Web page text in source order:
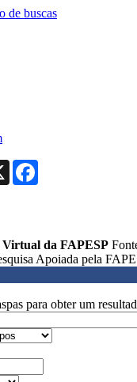
de buscas
X
Virtual da FAPESP
Apoiada pela
para obter um